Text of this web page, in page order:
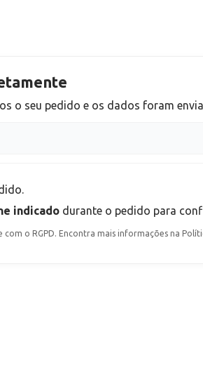
o seu pedido e os dados foram
indicado durante o pedido para
o RGPD. Encontra mais informações na